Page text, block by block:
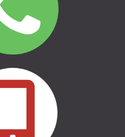
UN SĀNU
| SOMAS